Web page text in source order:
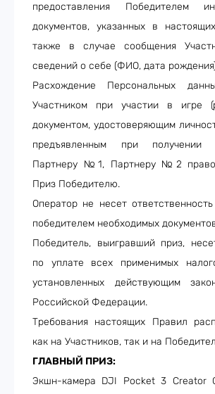
предоставления Победителем
документов, указанных в
также в случае сообщения
сведений о себе (ФИО, дата
Расхождение Персональных
Участником при участии в игре
документом, удостоверяющим
предъявленным при получении
Партнеру №1, Партнеру №2
Приз Победителю.
Оператор не несет
победителем необходимых
Победитель, выигравший приз,
по уплате всех применимых
установленных действующим
Российской Федерации.
Требования настоящих Правил
как на Участников, так и на
ГЛАВНЫЙ ПРИЗ:
Экшн-камера DJI Pocket 3 Creator